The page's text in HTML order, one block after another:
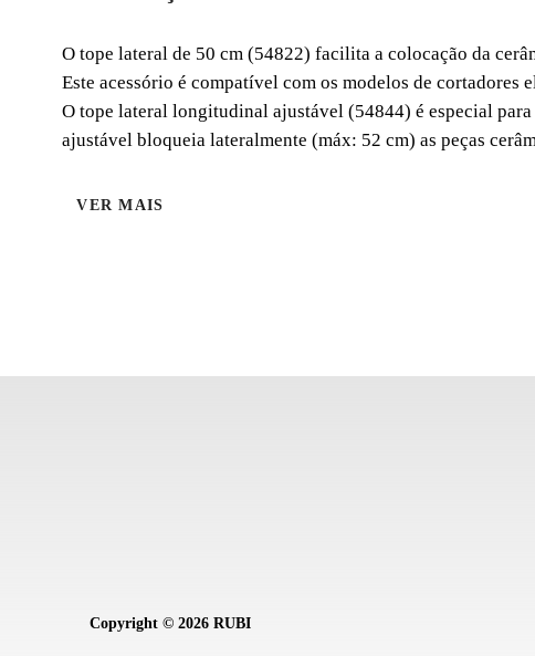
O tope lateral de 50 cm (54822) facilita a colocação da
Este acessório é compatível com os modelos de cortadores
O tope lateral longitudinal ajustável (54844) é especial
ajustável bloqueia lateralmente (máx: 52 cm) as peças
VER MAIS
Copyright © 2026 RUBI